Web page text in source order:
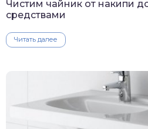
Чистим чайник от накипи
средствами
Читать далее